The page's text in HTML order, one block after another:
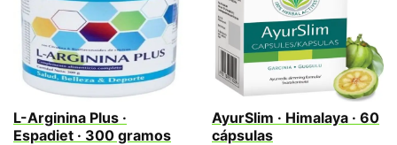
L-Arginina Plus ·
Espadiet · 300 gramos
AyurSlim · Himalaya · 60
cápsulas